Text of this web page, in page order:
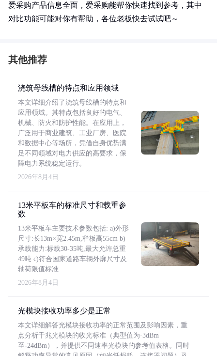
爱采购产品信息全面，爱采购能帮你快速找到参考，其中
对比功能可能对你有帮助，各位老板快去试试吧～
其他推荐
浇筑母线槽的特点和应用领域
本文详细介绍了浇筑母线槽的特点和
应用领域。其特点包括良好的电气、
机械、防火和防护性能。在应用上，
广泛用于商业建筑、工业厂房、医院
和数据中心等场所，凭借自身优势满
足不同领域对电力供应的高要求，保
障电力系统稳定运行。
2026年8月4日
13米平板车的标准尺寸和载重参
数
13米平板车主要技术参数包括: a)外形
尺寸:长13m×宽2.45m,栏板高55cm b)
承载能力:标载30-35吨,最大允许总重
49吨 c)符合国家道路车辆外廓尺寸及
轴荷限值标准
2026年8月4日
光模块接收功率多少是正常
本文详细解答光模块接收功率的正常范围及影响因素，重
点分析千兆光模块的收光标准（典型值为-3dBm
至-24dBm），并提供不同速率光模块的参考值表格。同时